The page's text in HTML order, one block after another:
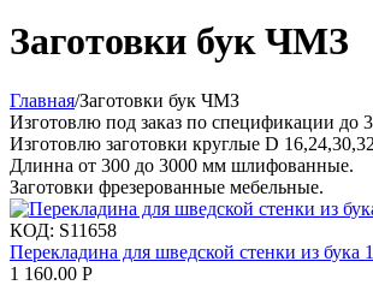
Заготовки бук ЧМЗ
Главная/Заготовки бук ЧМЗ
Изготовлю под заказ по спецификации до
Изготовлю заготовки круглые D
Длинна от 300 до 3000 мм шлифованные.
Заготовки фрезерованные мебельные.
КОД: S11658
Перекладина для шведской стенки из бука
1 160.00 Р